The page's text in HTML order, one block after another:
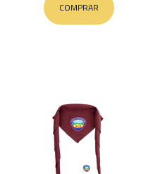
COMPRAR